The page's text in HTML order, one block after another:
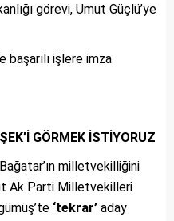
görevi, Umut Güçlü’ye
başarılı işlere imza
GÖRMEK İSTİYORUZ
milletvekilliğini
Ak Parti Milletvekilleri
‘tekrar’ aday